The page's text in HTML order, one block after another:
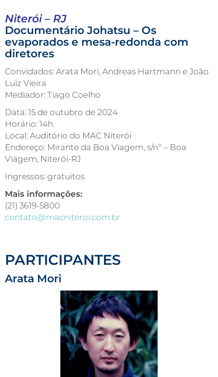
Niterói – RJ
Documentário Johatsu – Os
evaporados e mesa-redonda com
diretores
Convidados: Arata Mori, Andreas Hartmann e João
Luiz Vieira
Mediador: Tiago Coelho
Data: 15 de outubro de 2024
Horário: 14h
Local: Auditório do MAC Niterói
Endereço: Mirante da Boa Viagem, s/nº – Boa
Viagem, Niterói-RJ
Ingressos: gratuitos
Mais informações:
(21) 3619-5800
contato@macniteroi.com.br
PARTICIPANTES
Arata Mori